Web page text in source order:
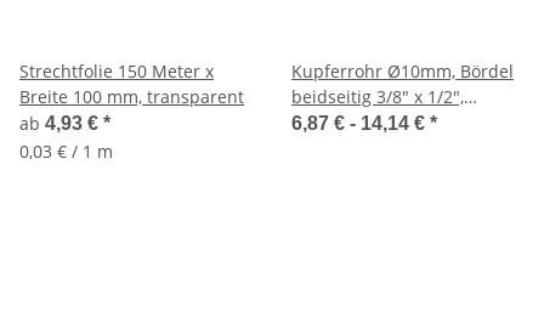
Strechtfolie 150 Meter x
Breite 100 mm, transparent
ab 4,93 € *
0,03 € / 1 m
Kupferrohr Ø10mm, Bördel
beidseitig 3/8" x 1/2",
gerade, 300-600mm, div.
6,87 € - 14,14 € *